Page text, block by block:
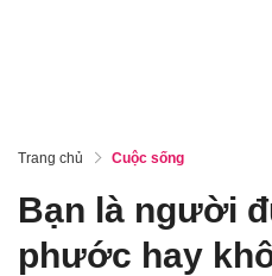
Trang chủ Cuộc sống
Bạn là người
phước hay